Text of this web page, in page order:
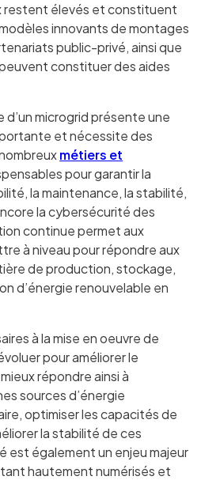
restent élevés et constituent
innovants de montages
public-privé, ainsi que
constituer des aides
d’un microgrid présente une
et nécessite des
métiers et
pour garantir la
la maintenance, la stabilité,
la cybersécurité des
continue permet aux
à niveau pour répondre aux
de production, stockage,
d’énergie renouvelable en
à la mise en oeuvre de
pour améliorer le
répondre ainsi à
sources d’énergie
optimiser les capacités de
la stabilité de ces
est également un enjeu majeur
hautement numérisés et